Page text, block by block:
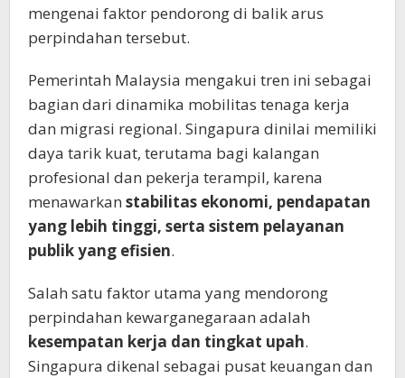
mengenai faktor pendorong di balik arus
perpindahan tersebut.
Pemerintah Malaysia mengakui tren ini sebagai
bagian dari dinamika mobilitas tenaga kerja
dan migrasi regional. Singapura dinilai memiliki
daya tarik kuat, terutama bagi kalangan
profesional dan pekerja terampil, karena
menawarkan stabilitas ekonomi, pendapatan
yang lebih tinggi, serta sistem pelayanan
publik yang efisien.
Salah satu faktor utama yang mendorong
perpindahan kewarganegaraan adalah
kesempatan kerja dan tingkat upah.
Singapura dikenal sebagai pusat keuangan dan